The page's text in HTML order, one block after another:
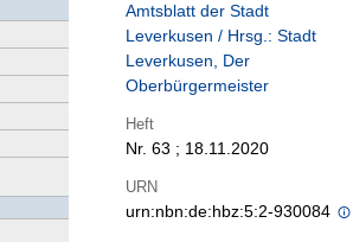
Amtsblatt der Stadt
Leverkusen / Hrsg.: Stadt
Leverkusen, Der
Oberbürgermeister
Heft
Nr. 63 ; 18.11.2020
URN
urn:nbn:de:hbz:5:2-930084